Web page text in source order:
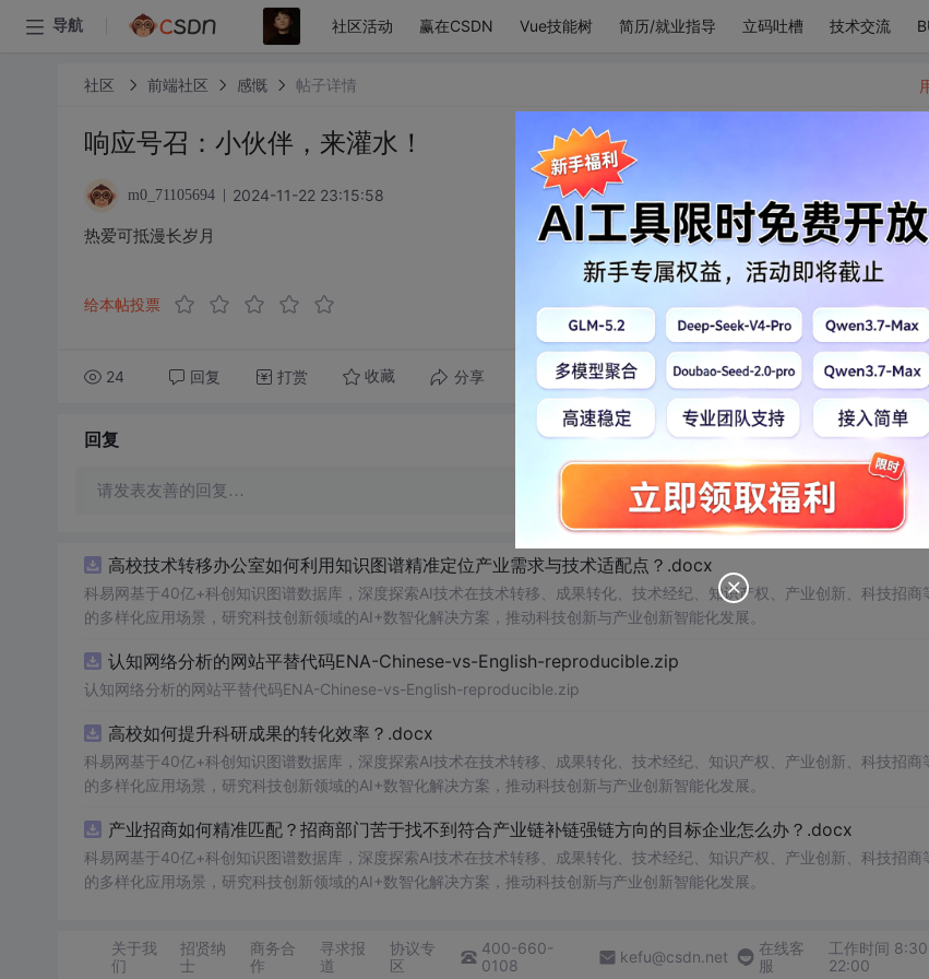
导航 社区活动 赢在CSDN Vue技能树 简历/就业指导 立码吐槽 技术交流
社区 前端社区 感慨 帖子详情
响应号召：小伙伴，来灌水！
m0_71105694 2024-11-22 23:15:58
热爱可抵漫长岁月
给本帖投票
24 回复 打赏 收藏 分享 转发到动态 举报
回复 切
请发表友善的回复…
高校技术转移办公室如何利用知识图谱精准定位产业需求与技术适配点？.docx
科易网基于40亿+科创知识图谱数据库，深度探索AI技术在技术转移、成果转化、技术经纪、知识产权、产业创新、科技招商
的多样化应用场景，研究科技创新领域的AI+数智化解决方案，推动科技创新与产业创新智能化发展。
认知网络分析的网站平替代码ENA-Chinese-vs-English-reproducible.zip
认知网络分析的网站平替代码ENA-Chinese-vs-English-reproducible.zip
高校如何提升科研成果的转化效率？.docx
科易网基于40亿+科创知识图谱数据库，深度探索AI技术在技术转移、成果转化、技术经纪、知识产权、产业创新、科技招商
的多样化应用场景，研究科技创新领域的AI+数智化解决方案，推动科技创新与产业创新智能化发展。
产业招商如何精准匹配？招商部门苦于找不到符合产业链补链强链方向的目标企业怎么办？.docx
科易网基于40亿+科创知识图谱数据库，深度探索AI技术在技术转移、成果转化、技术经纪、知识产权、产业创新、科技招商
的多样化应用场景，研究科技创新领域的AI+数智化解决方案，推动科技创新与产业创新智能化发展。
关于我
们
招贤纳
士
商务合
作
寻求报
道
协议专
区
400-660-
0108
kefu@csdn.net
在线客
服
工作时间
22:00